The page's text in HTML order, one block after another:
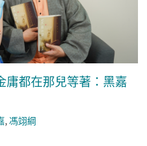
庸都在那兒等著：黑嘉
,馮翊綱